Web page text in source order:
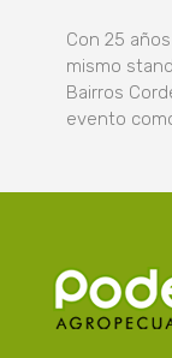
Con 25
mismo
Bairros
evento